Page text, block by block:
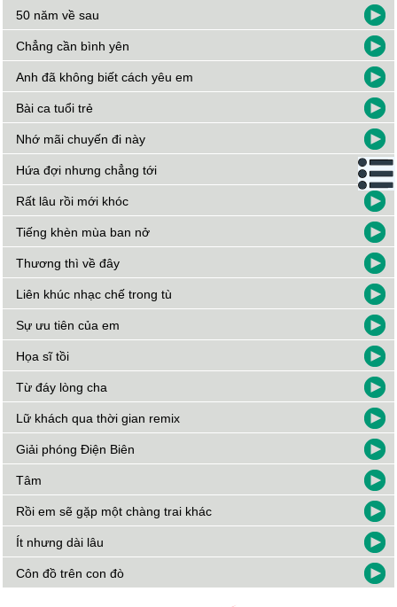
50 năm về sau
Chẳng cần bình yên
Anh đã không biết cách yêu em
Bài ca tuổi trẻ
Nhớ mãi chuyến đi này
Hứa đợi nhưng chẳng tới
Rất lâu rồi mới khóc
Tiếng khèn mùa ban nở
Thương thì về đây
Liên khúc nhạc chế trong tù
Sự ưu tiên của em
Họa sĩ tồi
Từ đáy lòng cha
Lữ khách qua thời gian remix
Giải phóng Điện Biên
Tâm
Rồi em sẽ gặp một chàng trai khác
Ít nhưng dài lâu
Côn đồ trên con đò